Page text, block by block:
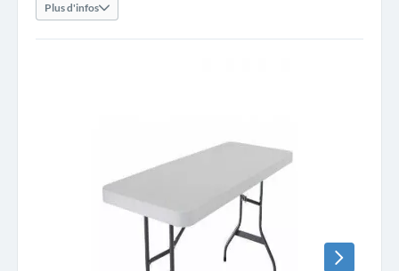
Plus d'infos